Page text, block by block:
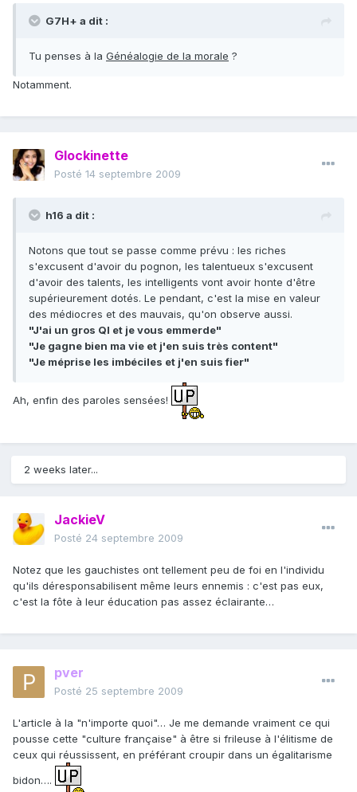
G7H+ a dit :
Tu penses à la Généalogie de la morale ?
Notamment.
Glockinette
Posté 14 septembre 2009
h16 a dit :
Notons que tout se passe comme prévu : les riches
s'excusent d'avoir du pognon, les talentueux s'excusent
d'avoir des talents, les intelligents vont avoir honte d'être
supérieurement dotés. Le pendant, c'est la mise en valeur
des médiocres et des mauvais, qu'on observe aussi.
"J'ai un gros QI et je vous emmerde"
"Je gagne bien ma vie et j'en suis très content"
"Je méprise les imbéciles et j'en suis fier"
Ah, enfin des paroles sensées!
2 weeks later...
JackieV
Posté 24 septembre 2009
Notez que les gauchistes ont tellement peu de foi en l'individu
qu'ils déresponsabilisent même leurs ennemis : c'est pas eux,
c'est la fôte à leur éducation pas assez éclairante…
pver
Posté 25 septembre 2009
L'article à la "n'importe quoi"… Je me demande vraiment ce qui
pousse cette "culture française" à être si frileuse à l'élitisme de
ceux qui réussissent, en préférant croupir dans un égalitarisme
bidon….